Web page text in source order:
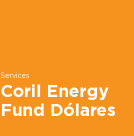
Services
Coril Energy
Fund Dólares